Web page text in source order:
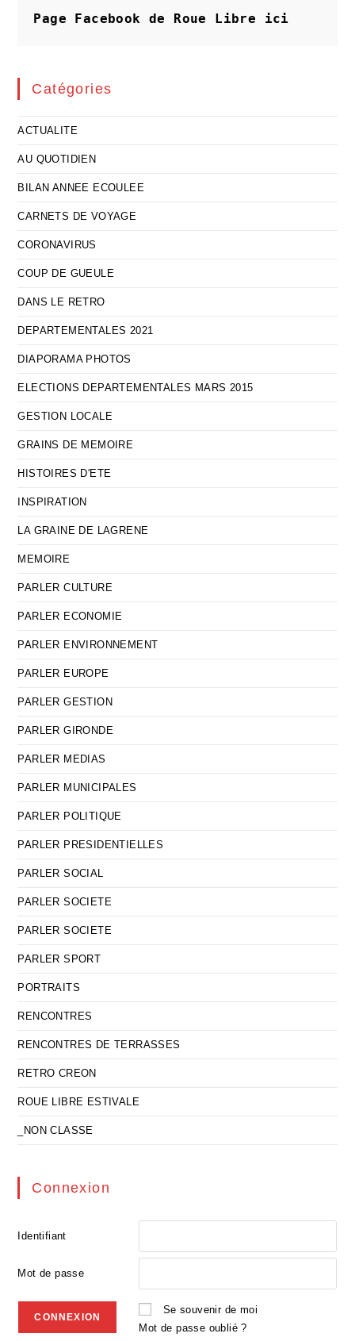
Page Facebook de Roue Libre ici
Catégories
ACTUALITE
AU QUOTIDIEN
BILAN ANNEE ECOULEE
CARNETS DE VOYAGE
CORONAVIRUS
COUP DE GUEULE
DANS LE RETRO
DEPARTEMENTALES 2021
DIAPORAMA PHOTOS
ELECTIONS DEPARTEMENTALES MARS 2015
GESTION LOCALE
GRAINS DE MEMOIRE
HISTOIRES D'ETE
INSPIRATION
LA GRAINE DE LAGRENE
MEMOIRE
PARLER CULTURE
PARLER ECONOMIE
PARLER ENVIRONNEMENT
PARLER EUROPE
PARLER GESTION
PARLER GIRONDE
PARLER MEDIAS
PARLER MUNICIPALES
PARLER POLITIQUE
PARLER PRESIDENTIELLES
PARLER SOCIAL
PARLER SOCIETE
PARLER SOCIETE
PARLER SPORT
PORTRAITS
RENCONTRES
RENCONTRES DE TERRASSES
RETRO CREON
ROUE LIBRE ESTIVALE
_NON CLASSE
Connexion
Identifiant
Mot de passe
Se souvenir de moi
Mot de passe oublié ?